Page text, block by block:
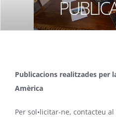
Publicacions realitzades per
Amèrica
Per sol•licitar-ne, contacteu